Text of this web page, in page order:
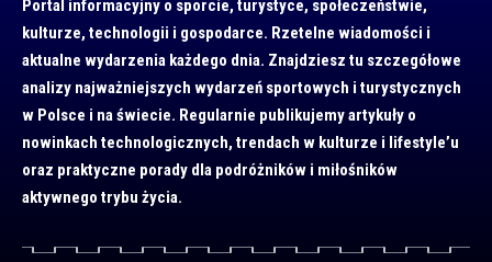
Portal informacyjny o sporcie, turystyce, społeczeństwie,
kulturze, technologii i gospodarce. Rzetelne wiadomości i
aktualne wydarzenia każdego dnia. Znajdziesz tu szczegółowe
analizy najważniejszych wydarzeń sportowych i turystycznych
w Polsce i na świecie. Regularnie publikujemy artykuły o
nowinkach technologicznych, trendach w kulturze i lifestyle’u
oraz praktyczne porady dla podróżników i miłośników
aktywnego trybu życia.